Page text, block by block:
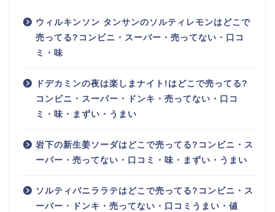
ウィルキンソン タンサンのソルティレモンはどこで
売ってる?コンビニ・スーパー・売ってない・口コ
ミ・味
ドデカミンの夜は楽しまナイト!はどこで売ってる?
コンビニ・スーパー・ドンキ・売ってない・口コ
ミ・味・まずい・うまい
岩下の新生姜ソーダはどこで売ってる?コンビニ・ス
ーパー・売ってない・口コミ・味・まずい・うまい
ソルティバニララテはどこで売ってる?コンビニ・ス
ーパー・ドンキ・売ってない・口コミうまい・値